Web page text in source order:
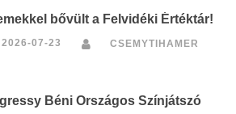
bővült a Felvidéki Értéktár!
2026-07-23 CSEMYTIHAMER
Béni Országos Színjátszó